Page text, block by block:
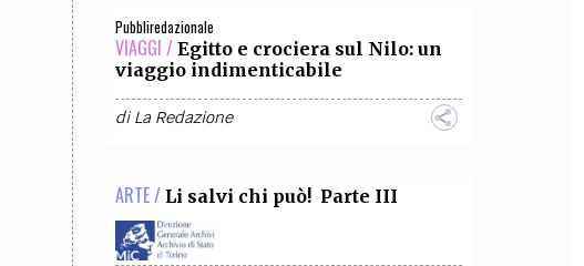
Pubbliredazionale
VIAGGI / Egitto e crociera sul Nilo: un
viaggio indimenticabile
diLa Redazione
ARTE / Li salvi chi può! Parte III